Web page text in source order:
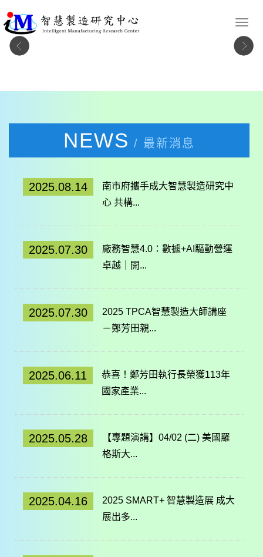
NEWS / 最新消息
2025.08.14
南市府攜手成大智慧製造研究中
心 共構...
2025.07.30
廠務智慧4.0：數據+AI驅動營運
卓越｜開...
2025.07.30
2025 TPCA智慧製造大師講座
－鄭芳田親...
2025.06.11
恭喜！鄭芳田執行長榮獲113年
國家產業...
2025.05.28
【專題演講】04/02 (二) 美國羅
格斯大...
2025.04.16
2025 SMART+ 智慧製造展 成大
展出多...